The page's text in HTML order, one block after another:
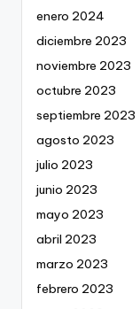
enero 2024
diciembre 2023
noviembre 2023
octubre 2023
septiembre 2023
agosto 2023
julio 2023
junio 2023
mayo 2023
abril 2023
marzo 2023
febrero 2023